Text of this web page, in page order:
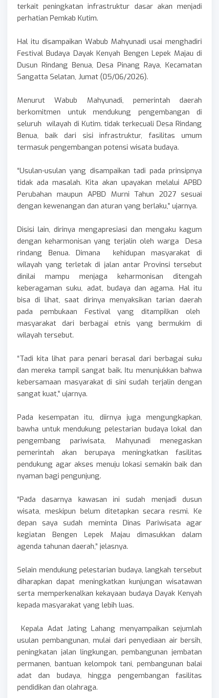
terkait peningkatan infrastruktur dasar akan menjadi
perhatian Pemkab Kutim.
Hal itu disampaikan Wabub Mahyunadi usai menghadiri
Festival Budaya Dayak Kenyah Bengen Lepek Majau di
Dusun Rindang Benua, Desa Pinang Raya, Kecamatan
Sangatta Selatan, Jumat (05/06/2026).
Menurut Wabub Mahyunadi, pemerintah daerah
berkomitmen untuk mendukung pengembangan di
seluruh wilayah di Kutim. tidak terkecuali Desa Rindang
Benua, baik dari sisi infrastruktur, fasilitas umum
termasuk pengembangan potensi wisata budaya.
“Usulan-usulan yang disampaikan tadi pada prinsipnya
tidak ada masalah. Kita akan upayakan melalui APBD
Perubahan maupun APBD Murni Tahun 2027 sesuai
dengan kewenangan dan aturan yang berlaku,” ujarnya.
Disisi lain, dirinya mengapresiasi dan mengaku kagum
dengan keharmonisan yang terjalin oleh warga Desa
rindang Benua. Dimana kehidupan masyarakat di
wilayah yang terletak di jalan antar Provinsi tersebut
dinilai mampu menjaga keharmonisan ditengah
keberagaman suku, adat, budaya dan agama. Hal itu
bisa di lihat, saat dirinya menyaksikan tarian daerah
pada pembukaan Festival yang ditampilkan oleh
masyarakat dari berbagai etnis yang bermukim di
wilayah tersebut.
“Tadi kita lihat para penari berasal dari berbagai suku
dan mereka tampil sangat baik. Itu menunjukkan bahwa
kebersamaan masyarakat di sini sudah terjalin dengan
sangat kuat,” ujarnya.
Pada kesempatan itu, diirnya juga mengungkapkan,
bawha untuk mendukung pelestarian budaya lokal dan
pengembang pariwisata, Mahyunadi menegaskan
pemerintah akan berupaya meningkatkan fasilitas
pendukung agar akses menuju lokasi semakin baik dan
nyaman bagi pengunjung.
“Pada dasarnya kawasan ini sudah menjadi dusun
wisata, meskipun belum ditetapkan secara resmi. Ke
depan saya sudah meminta Dinas Pariwisata agar
kegiatan Bengen Lepek Majau dimasukkan dalam
agenda tahunan daerah,” jelasnya.
Selain mendukung pelestarian budaya, langkah tersebut
diharapkan dapat meningkatkan kunjungan wisatawan
serta memperkenalkan kekayaan budaya Dayak Kenyah
kepada masyarakat yang lebih luas.
Kepala Adat Jating Lahang menyampaikan sejumlah
usulan pembangunan, mulai dari penyediaan air bersih,
peningkatan jalan lingkungan, pembangunan jembatan
permanen, bantuan kelompok tani, pembangunan balai
adat dan budaya, hingga pengembangan fasilitas
pendidikan dan olahraga.